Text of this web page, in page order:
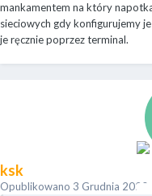
mankamentem na który
sieciowych gdy konfigurujemy
je ręcznie poprzez terminal.
ksk
Opublikowano 3 Grudnia 2020